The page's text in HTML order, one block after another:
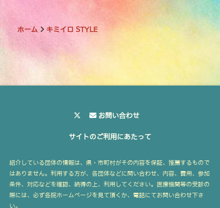
ホーム キミイロ STYLE
お問い合わせ
サイトのご利用にあたって
紹介している団体の情報は、県・市町村がその内容を保証、推薦するもので
はありません。利用する方が、各団体などに問い合わせ、内容、費用、参加
条件、対応などを確認、納得の上、利用してください。医療機関等の受診の
際には、必ず各院ホームページを見て頂くか、電話にてお問い合わせ下さ
い。